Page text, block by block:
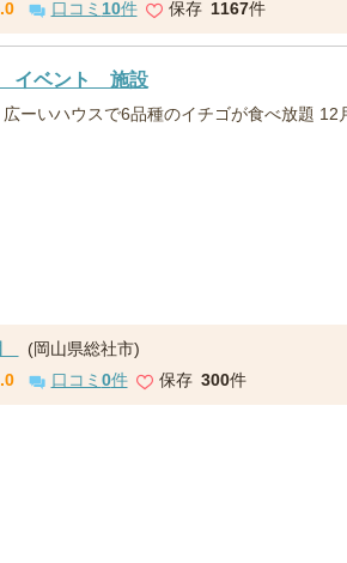
口コミ 10件 保存 1167件
イベント 施設
広ーいハウスで6品種のイチゴが食べ放題 12
(岡山県総社市)
口コミ 0件 保存 300件